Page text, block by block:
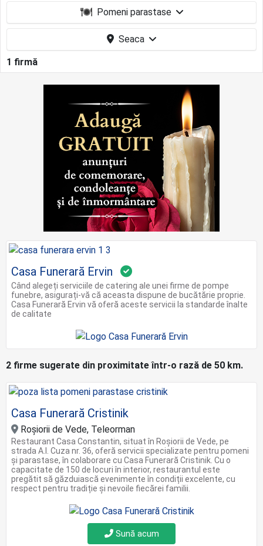
1 firmă
Casa Funerară Ervin
Când alegeți serviciile de catering ale unei firme de pompe
funebre, asigurați-vă că aceasta dispune de bucătărie proprie.
Casa Funerară Ervin vă oferă aceste servicii la standarde înalte
de calitate
2 firme sugerate din proximitate într-o rază de 50 km.
Casa Funerară Cristinik
Roșiorii de Vede, Teleorman
Restaurant Casa Constantin, situat în Roșiorii de Vede, pe
strada A.I. Cuza nr. 36, oferă servicii specializate pentru pomeni
și parastase, în colaborare cu Casa Funerară Cristinik. Cu o
capacitate de 150 de locuri în interior, restaurantul este
pregătit să găzduiască evenimente în condiții excelente, cu
respect pentru tradiție și nevoile fiecărei familii.
Sună acum